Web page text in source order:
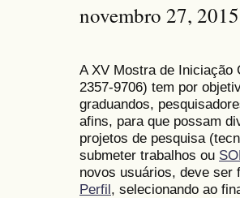
novembro 27,
A XV Mostra de Iniciação
2357-9706) tem por
graduandos,
afins, para que possam
projetos de pesquisa
submeter trabalhos ou
novos usuários, deve
Perfil, selecionando ao